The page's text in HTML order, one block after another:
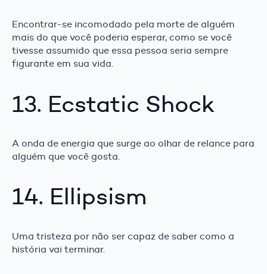
Encontrar-se incomodado pela morte de alguém
mais do que você poderia esperar, como se você
tivesse assumido que essa pessoa seria sempre
figurante em sua vida.
13. Ecstatic Shock
A onda de energia que surge ao olhar de relance para
alguém que você gosta.
14. Ellipsism
Uma tristeza por não ser capaz de saber como a
história vai terminar.